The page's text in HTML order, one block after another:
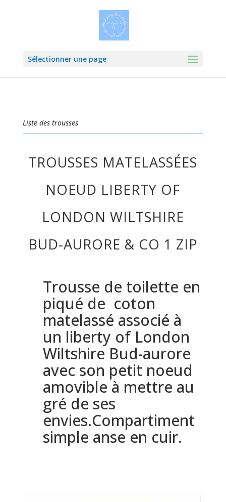
Sélectionner une page
Liste des trousses
TROUSSES MATELASSÉES
NOEUD LIBERTY OF
LONDON WILTSHIRE
BUD-AURORE & CO 1 ZIP
Trousse de toilette en
piqué de coton
matelassé associé à
un liberty of London
Wiltshire Bud-aurore
avec son petit noeud
amovible à mettre au
gré de ses
envies.Compartiment
simple anse en cuir.